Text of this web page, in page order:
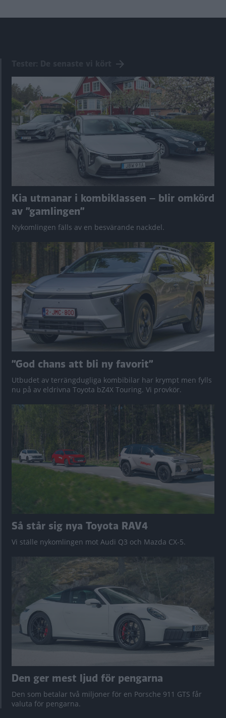
Kia utmanar i kombiklassen – blir omkörd
av ”gamlingen”
Nykomlingen fälls av en besvärande nackdel.
”God chans att bli ny favorit”
Utbudet av terrängdugliga kombibilar har krympt men fylls
nu på av eldrivna Toyota bZ4X Touring. Vi provkör.
Så står sig nya Toyota RAV4
Vi ställe nykomlingen mot Audi Q3 och Mazda CX-5.
Den ger mest ljud för pengarna
Den som betalar två miljoner för en Porsche 911 GTS får
valuta för pengarna.